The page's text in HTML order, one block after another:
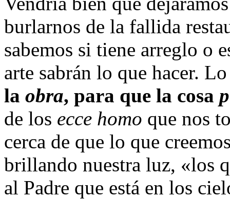
burlarnos de la fallida
sabemos si tiene arreglo o
arte sabrán lo que hacer.
la obra, para que la cosa
de los ecce homo que nos
cerca de que lo que
brillando nuestra luz, «los
al Padre que está en los